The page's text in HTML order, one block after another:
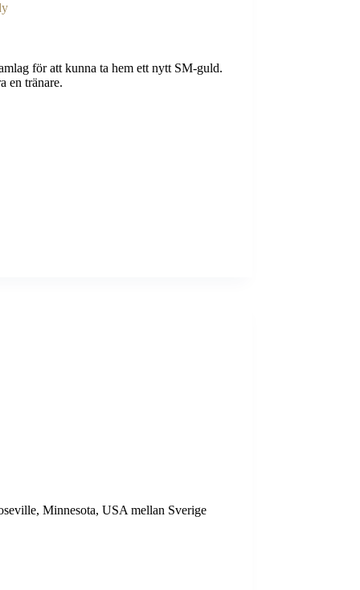
för att kunna ta hem ett nytt SM-guld.
en tränare.
Minnesota, USA mellan Sverige